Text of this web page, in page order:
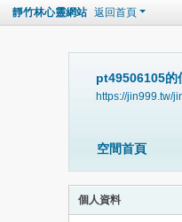
靜竹林心靈網站 返回首頁
pt49506105的
https://jin999.tw/
空間首頁
個人資料